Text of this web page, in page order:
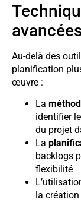
Au-delà des
planification
œuvre :
La
identifier
du projet
La
backlogs
flexibilité
la